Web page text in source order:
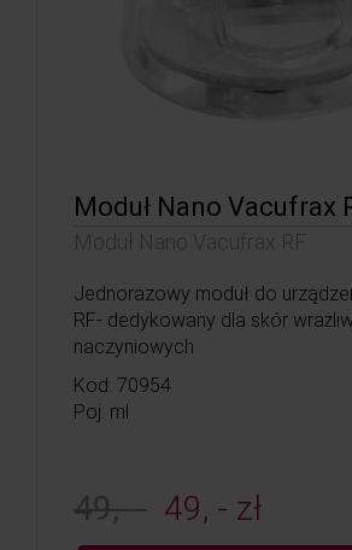
Moduł Nano Vacufrax
Moduł Nano Vacufrax RF
Jednorazowy moduł do
RF- dedykowany dla skór
naczyniowych
Kod: 70954
Poj: ml
49, - 49, - zł